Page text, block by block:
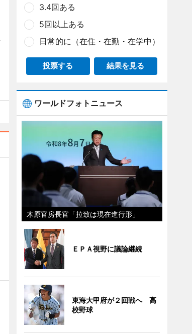
3.4回ある
5回以上ある
日常的に（在住・在勤・在学中）
投票する 結果を見る
ワールドフォトニュース
木原官房長官「拉致は現在進行形」
ＥＰＡ視野に議論継続
東海大甲府が２回戦へ 高
校野球